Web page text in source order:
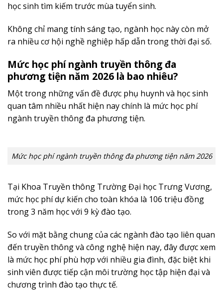
học sinh tìm kiếm trước mùa tuyển sinh.
Không chỉ mang tính sáng tạo, ngành học này còn mở
ra nhiều cơ hội nghề nghiệp hấp dẫn trong thời đại số.
Mức học phí ngành truyền thông đa
phương tiện năm 2026 là bao nhiêu?
Một trong những vấn đề được phụ huynh và học sinh
quan tâm nhiều nhất hiện nay chính là mức học phí
ngành truyền thông đa phương tiện.
Mức học phí ngành truyền thông đa phương tiện năm 2026
Tại Khoa Truyền thông Trường Đại học Trưng Vương,
mức học phí dự kiến cho toàn khóa là 106 triệu đồng
trong 3 năm học với 9 kỳ đào tạo.
So với mặt bằng chung của các ngành đào tạo liên quan
đến truyền thông và công nghệ hiện nay, đây được xem
là mức học phí phù hợp với nhiều gia đình, đặc biệt khi
sinh viên được tiếp cận môi trường học tập hiện đại và
chương trình đào tạo thực tế.